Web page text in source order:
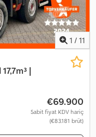
1 / 11
|
€69.900
Sabit fiyat KDV hariç
(€83.181 brüt)